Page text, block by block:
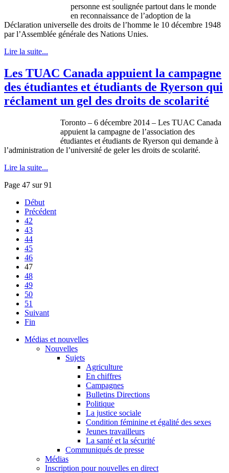
personne est soulignée partout dans le monde
en reconnaissance de l’adoption de la
Déclaration universelle des droits de l’homme le 10 décembre 1948
par l’Assemblée générale des Nations Unies.
Lire la suite...
Les TUAC Canada appuient la campagne
des étudiantes et étudiants de Ryerson qui
réclament un gel des droits de scolarité
Toronto – 6 décembre 2014 – Les TUAC Canada
appuient la campagne de l’association des
étudiantes et étudiants de Ryerson qui demande à
l’administration de l’université de geler les droits de scolarité.
Lire la suite...
Page 47 sur 91
Début
Précédent
42
43
44
45
46
47
48
49
50
51
Suivant
Fin
Médias et nouvelles
Nouvelles
Sujets
Agriculture
En chiffres
Campagnes
Bulletins Directions
Politique
La justice sociale
Condition féminine et égalité des sexes
Jeunes travailleurs
La santé et la sécurité
Communiqués de presse
Médias
Inscription pour nouvelles en direct